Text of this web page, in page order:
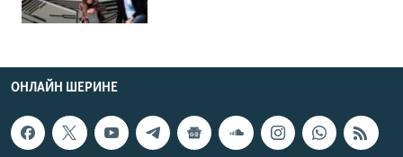
ОНЛАЙН ШЕРИНЕ